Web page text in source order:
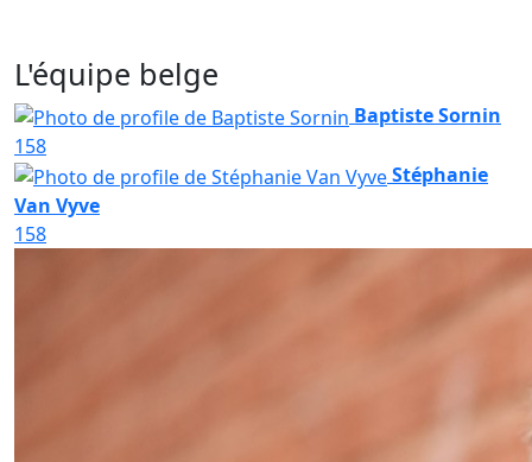
L'équipe belge
Baptiste Sornin
158
Stéphanie
Van Vyve
158